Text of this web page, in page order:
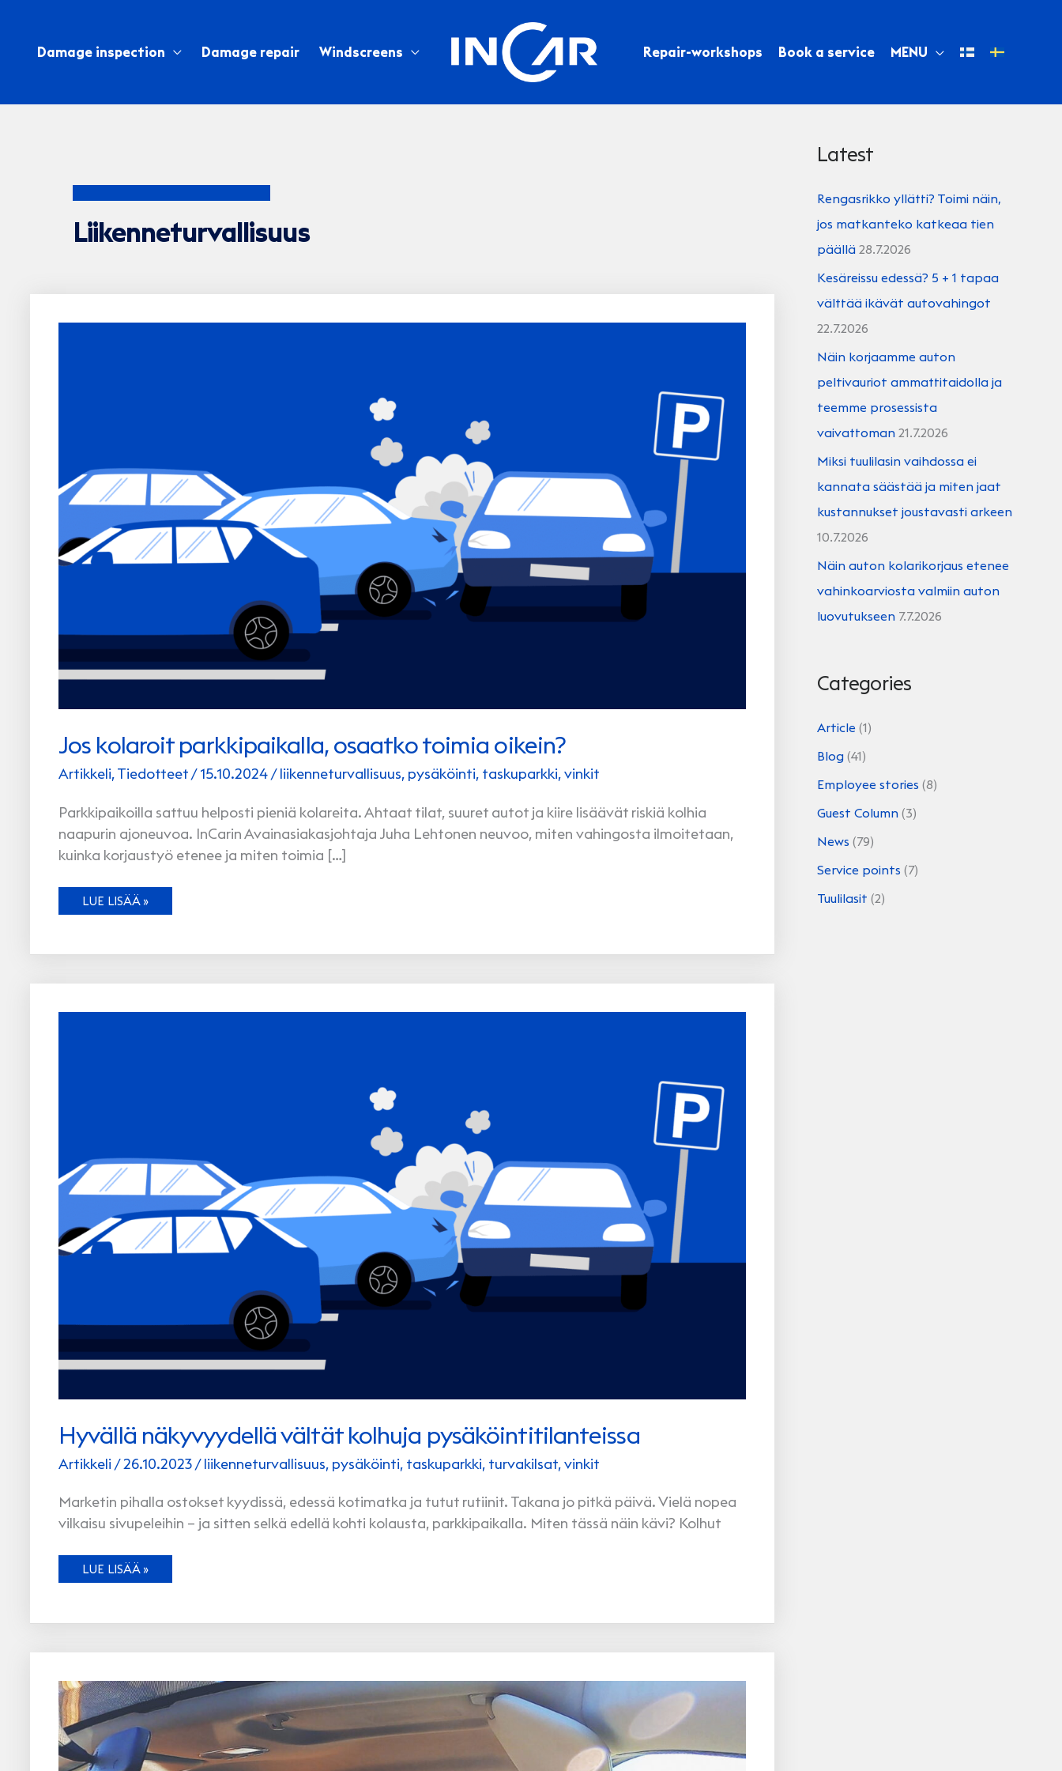
contentDamage inspection Damage repair Windscreens Repair-workshops Book a service MENU
Liikenneturvallisuus
Jos kolaroit parkkipaikalla, osaatko toimia oikein?
Artikkeli,Tiedotteet/15.10.2024/liikenneturvallisuus, pysäköinti, taskuparkki,vinkit
Parkkipaikoilla sattuu helposti pieniä kolareita. Ahtaat tilat, suuret autot ja kiire lisäävät riskiä kolhia
naapurin ajoneuvoa. InCarin Avainasiakasjohtaja Juha Lehtonen neuvoo, miten vahingosta ilmoitetaan,
kuinka korjaustyö etenee ja miten toimia […]
JOS
KOLAROIT
OIKEIN?
LUE LISÄÄ »
Hyvällä näkyvyydellä vältät kolhuja pysäköintitilanteissa
Artikkeli /26.10.2023/liikenneturvallisuus, pysäköinti, taskuparkki, turvakilsat,vinkit
Marketin pihalla ostokset kyydissä, edessä kotimatka ja tutut rutiinit. Takana jo pitkä päivä. Vielä nopea
vilkaisu sivupeleihin – ja sitten selkä edellä kohti kolausta, parkkipaikalla. Miten tässä näin kävi? Kolhut
HYVÄLLÄ
NÄKYVYYDELLÄ
LUE LISÄÄ »
Latest
Rengasrikko yllätti? Toimi näin,
jos matkanteko katkeaa tien
päällä 28.7.2026
Kesäreissu edessä? 5 + 1 tapaa
välttää ikävät autovahingot
22.7.2026
Näin korjaamme auton
peltivauriot ammattitaidolla ja
teemme prosessista
vaivattoman 21.7.2026
Miksi tuulilasin vaihdossa ei
kannata säästää ja miten jaat
kustannukset joustavasti arkeen
10.7.2026
Näin auton kolarikorjaus etenee
vahinkoarviosta valmiin auton
luovutukseen 7.7.2026
Categories
Article (1)
Blog (41)
Employee stories (8)
Guest Column (3)
News (79)
Service points (7)
Tuulilasit (2)